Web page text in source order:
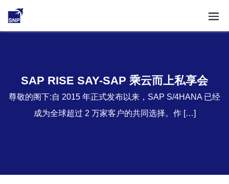
SAP RISE SAY-SAP 乘云而上私享会
尊敬的阁下:自 2015 年正式发布以来，SAP S/4HANA 已经
成为全球超过 2 万家客户的共同选择。作 […]